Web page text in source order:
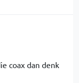
coax dan denk